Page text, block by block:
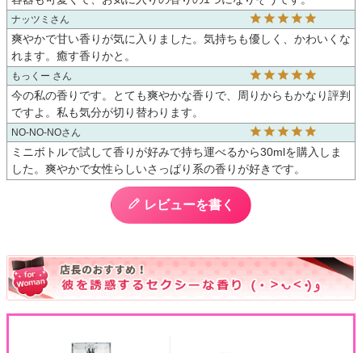
ナッツミ
爽やかで甘い香りが気に入りました。気持ちも優しく、かわいくな
もっくー
今の私の香りです。とても爽やかな香りで、周りからもかなり評判
ですよ。私も気分が切り替わります。
NO-NO-NO
ミニボトルで試して香りが好みで持ち運べるから30mlを購入しま
した。爽やかで女性らしいさっぱり系の香りが好きです。
レビューを書く